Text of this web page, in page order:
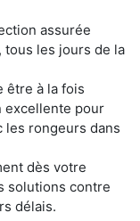
assurée
les jours de la
être à la fois
excellente pour
les rongeurs dans
dès votre
solutions contre
délais.